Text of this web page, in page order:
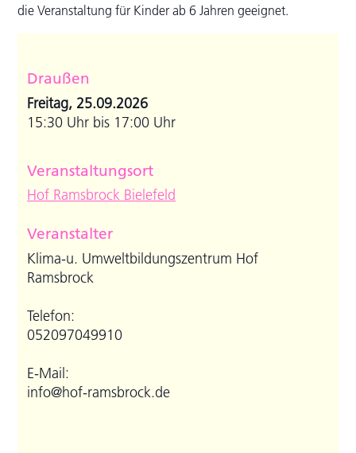
die Veranstaltung für Kinder ab 6 Jahren geeignet.
Draußen
Freitag, 25.09.2026
15:30 Uhr bis 17:00 Uhr
Veranstaltungsort
Hof Ramsbrock Bielefeld
Veranstalter
Klima-u. Umweltbildungszentrum Hof
Ramsbrock
Telefon:
052097049910
E-Mail:
info@hof-ramsbrock.de